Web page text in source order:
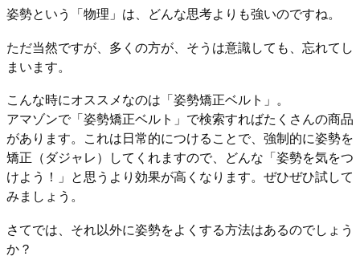
姿勢という「物理」は、どんな思考よりも強いのですね。
ただ当然ですが、多くの方が、そうは意識しても、忘れてし
まいます。
こんな時にオススメなのは「姿勢矯正ベルト」。
アマゾンで「姿勢矯正ベルト」で検索すればたくさんの商品
があります。これは日常的につけることで、強制的に姿勢を
矯正（ダジャレ）してくれますので、どんな「姿勢を気をつ
けよう！」と思うより効果が高くなります。ぜひぜひ試して
みましょう。
さてでは、それ以外に姿勢をよくする方法はあるのでしょう
か？